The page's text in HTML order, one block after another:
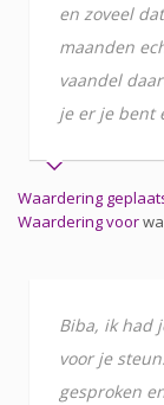
en zoveel
maanden
vaandel
je er je bent
Waardering
Waardering voor
Biba, ik had
voor je
gesproken